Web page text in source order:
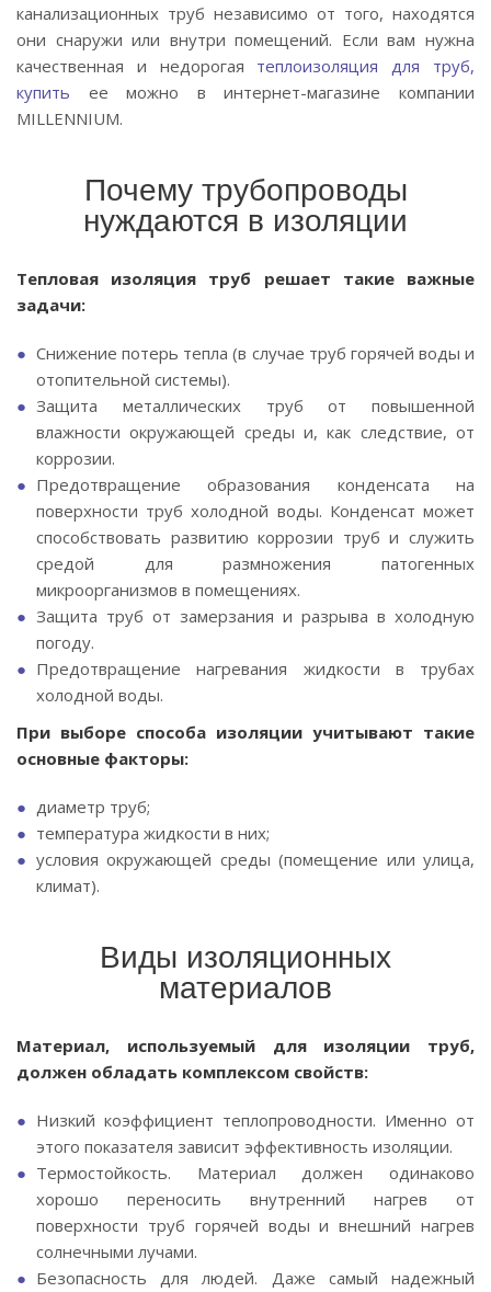
канализационных труб независимо от того, находятся
они снаружи или внутри помещений. Если вам нужна
качественная и недорогая теплоизоляция для труб,
купить ее можно в интернет-магазине компании
MILLENNIUM.
Почему трубопроводы
нуждаются в изоляции
Тепловая изоляция труб решает такие важные
задачи:
Снижение потерь тепла (в случае труб горячей воды и
отопительной системы).
Защита металлических труб от повышенной
влажности окружающей среды и, как следствие, от
коррозии.
Предотвращение образования конденсата на
поверхности труб холодной воды. Конденсат может
способствовать развитию коррозии труб и служить
средой для размножения патогенных
микроорганизмов в помещениях.
Защита труб от замерзания и разрыва в холодную
погоду.
Предотвращение нагревания жидкости в трубах
холодной воды.
При выборе способа изоляции учитывают такие
основные факторы:
диаметр труб;
температура жидкости в них;
условия окружающей среды (помещение или улица,
климат).
Виды изоляционных
материалов
Материал, используемый для изоляции труб,
должен обладать комплексом свойств:
Низкий коэффициент теплопроводности. Именно от
этого показателя зависит эффективность изоляции.
Термостойкость. Материал должен одинаково
хорошо переносить внутренний нагрев от
поверхности труб горячей воды и внешний нагрев
солнечными лучами.
Безопасность для людей. Даже самый надежный